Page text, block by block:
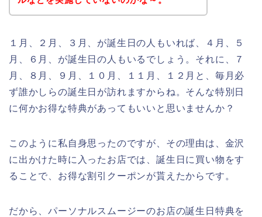
１月、２月、３月、が誕生日の人もいれば、４月、５
月、６月、が誕生日の人もいるでしょう。それに、７
月、８月、９月、１０月、１１月、１２月と、毎月必
ず誰かしらの誕生日が訪れますからね。そんな特別日
に何かお得な特典があってもいいと思いませんか？
このように私自身思ったのですが、その理由は、金沢
に出かけた時に入ったお店では、誕生日に買い物をす
ることで、お得な割引クーポンが貰えたからです。
だから、パーソナルスムージーのお店の誕生日特典を